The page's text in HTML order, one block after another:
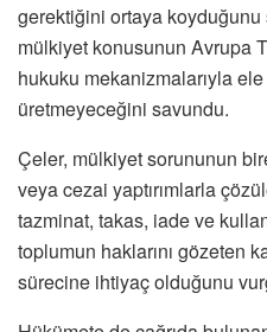
gerektiğini ortaya
mülkiyet konusunun Avrupa
hukuku mekanizmalarıyla ele
üretmeyeceğini savundu.
Çeler, mülkiyet sorununun
veya cezai yaptırımlarla
tazminat, takas, iade ve
toplumun haklarını gözeten
sürecine ihtiyaç olduğunu